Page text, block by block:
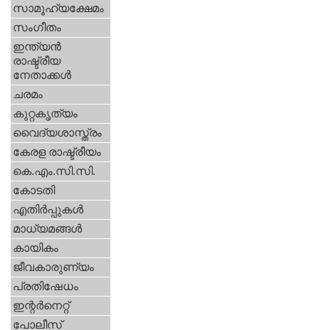
സാമൂഹ്യക്ഷേമം
സംഗീതം
ഇന്ത്യന്‍
രാഷ്ട്രീയ
നേതാക്കള്‍
ചരമം
കുറ്റകൃത്യം
വൈദ്യശാസ്ത്രം
കേരള രാഷ്ട്രീയം
കെ.എം.സി.സി.
കോടതി
എതിര്‍പ്പുകള്‍
മാധ്യമങ്ങള്‍
കായികം
ജീവകാരുണ്യം
പ്രതിഷേധം
ഇന്റര്‍നെറ്റ്‌
പോലീസ്